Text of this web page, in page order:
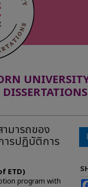
มารถของ
ารปฏิบัติการ
ETD)
program with